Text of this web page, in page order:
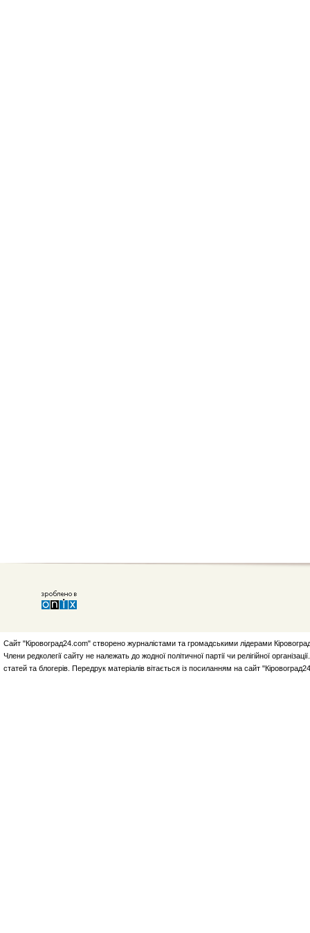
Сайт "Кіровоград24.com" створено журналістами та громадськими лідерами
Члени редколегії сайту не належать до жодної політичної партії чи релігійної
статей та блогерів. Передрук матеріалів вітається із посиланням на сайт